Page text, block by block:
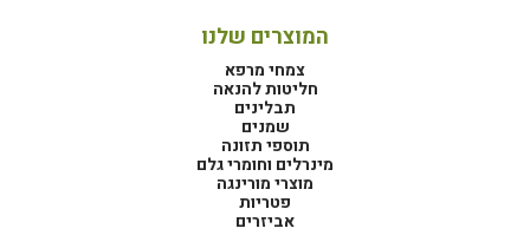
המוצרים שלנו
צמחי מרפא
חליטות להנאה
תבלינים
שמנים
תוספי תזונה
מינרלים וחומרי גלם
מוצרי מורינגה
פטריות
אביזרים